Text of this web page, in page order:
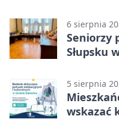
6 sierpnia
Seniorzy
Słupsku
5 sierpnia
wskazać